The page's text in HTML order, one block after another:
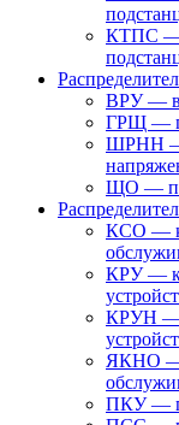
КТПС —
ВРУ —
ГРЩ —
ШРНН —
ЩО —
КСО —
КРУ —
КРУН —
ЯКНО —
ПКУ —